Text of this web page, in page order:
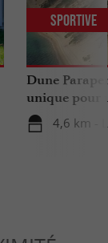
Dune
unique pour
Gironde
4,6 km -
Sportive